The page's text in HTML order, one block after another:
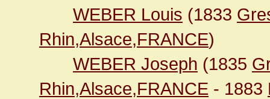
WEBER Louis (1833
Rhin,Alsace,FRANCE)
WEBER Joseph (1835
Rhin,Alsace,FRANCE - 1883